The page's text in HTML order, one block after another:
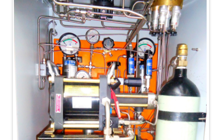
Supply Of Suction Lubrication System For 1000Hp
Cyclic Spin Test Facility
Mobile Hydraulic Flushing Rig
Hydraulic Powerpack And Actuator System
Manufacturer
Mobile Test Facility For Aircraft Engines
Test Rig For OBIGGS
Oxygen Enrichment Facility
Stun Shell Composition Filling & Assembling
Machine
Tube Pressurization Test Setup
Hydraulic Hose/Tube Proof Test Stand
E-70 Brake Equipment Test Rig
Gear Box Test Bench